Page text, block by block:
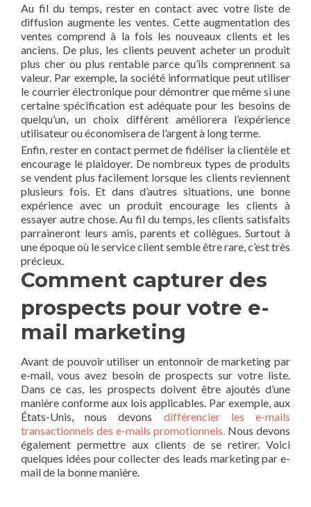
Au fil du temps, rester en contact avec votre liste de
diffusion augmente les ventes. Cette augmentation des
ventes comprend à la fois les nouveaux clients et les
anciens. De plus, les clients peuvent acheter un produit
plus cher ou plus rentable parce qu’ils comprennent sa
valeur. Par exemple, la société informatique peut utiliser
le courrier électronique pour démontrer que même si une
certaine spécification est adéquate pour les besoins de
quelqu’un, un choix différent améliorera l’expérience
utilisateur ou économisera de l’argent à long terme.
Enfin, rester en contact permet de fidéliser la clientèle et
encourage le plaidoyer. De nombreux types de produits
se vendent plus facilement lorsque les clients reviennent
plusieurs fois. Et dans d’autres situations, une bonne
expérience avec un produit encourage les clients à
essayer autre chose. Au fil du temps, les clients satisfaits
parraineront leurs amis, parents et collègues. Surtout à
une époque où le service client semble être rare, c’est très
précieux.
Comment capturer des
prospects pour votre e-
mail marketing
Avant de pouvoir utiliser un entonnoir de marketing par
e-mail, vous avez besoin de prospects sur votre liste.
Dans ce cas, les prospects doivent être ajoutés d’une
manière conforme aux lois applicables. Par exemple, aux
États-Unis, nous devons différencier les e-mails
transactionnels des e-mails promotionnels. Nous devons
également permettre aux clients de se retirer. Voici
quelques idées pour collecter des leads marketing par e-
mail de la bonne manière.